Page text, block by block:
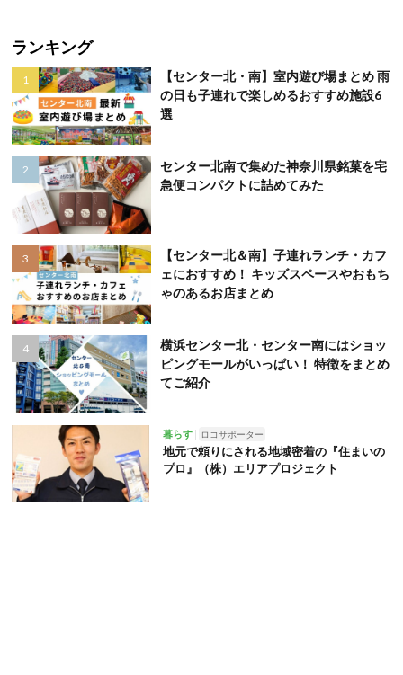
ランキング
【センター北・南】室内遊び場まとめ 雨
の日も子連れで楽しめるおすすめ施設6
選
センター北南で集めた神奈川県銘菓を宅
急便コンパクトに詰めてみた
【センター北＆南】子連れランチ・カフ
ェにおすすめ！ キッズスペースやおもち
ゃのあるお店まとめ
横浜センター北・センター南にはショッ
ピングモールがいっぱい！ 特徴をまとめ
てご紹介
暮らす ロコサポーター
地元で頼りにされる地域密着の『住まいの
プロ』（株）エリアプロジェクト